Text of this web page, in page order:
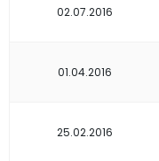
02.07.2016
01.04.2016
25.02.2016